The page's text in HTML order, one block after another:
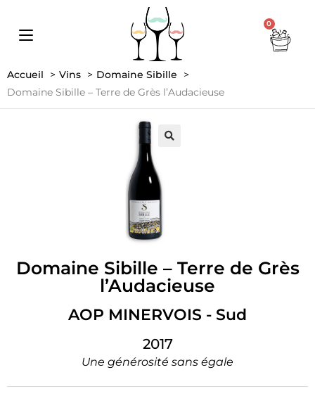
0
Accueil Vins
Domaine Sibille
Domaine Sibille – Terre de Grès l’Audacieuse
Domaine Sibille – Terre de Grès
l’Audacieuse
AOP MINERVOIS - Sud
2017
Une générosité sans égale